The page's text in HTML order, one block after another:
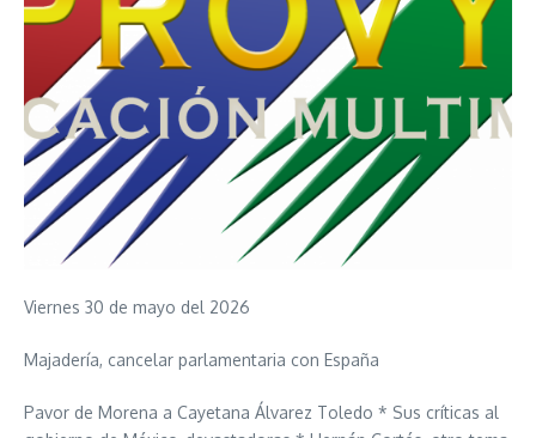
Viernes 30 de mayo del 2026
Majadería, cancelar parlamentaria con España
Pavor de Morena a Cayetana Álvarez Toledo * Sus críticas al